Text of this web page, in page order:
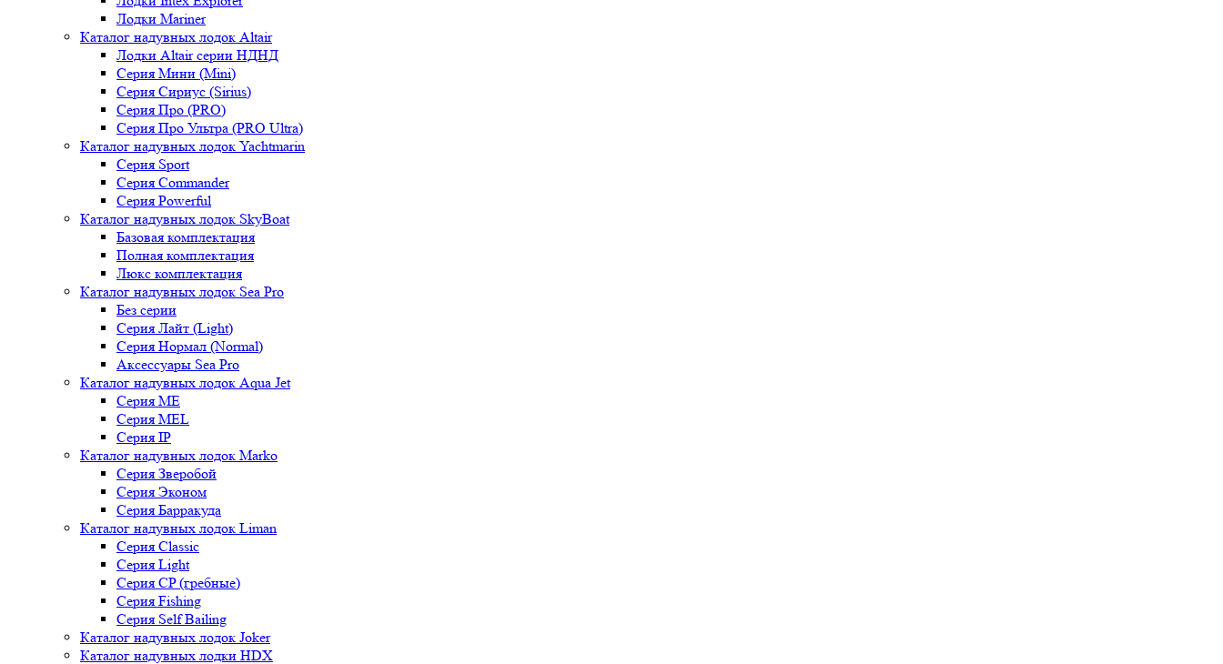
Лодки Mariner
Каталог надувных лодок Altair
Лодки Altair серии НДНД
Серия Мини (Mini)
Серия Сириус (Sirius)
Серия Про (PRO)
Серия Про Ультра (PRO Ultra)
Каталог надувных лодок Yachtmarin
Серия Sport
Серия Commander
Серия Powerful
Каталог надувных лодок SkyBoat
Базовая комплектация
Полная комплектация
Люкс комплектация
Каталог надувных лодок Sea Pro
Без серии
Серия Лайт (Light)
Серия Нормал (Normal)
Аксессуары Sea Pro
Каталог надувных лодок Aqua Jet
Серия ME
Серия MEL
Серия IP
Каталог надувных лодок Marko
Серия Зверобой
Серия Эконом
Серия Барракуда
Каталог надувных лодок Liman
Серия Classic
Серия Light
Серия CP (гребные)
Серия Fishing
Серия Self Bailing
Каталог надувных лодок Joker
Каталог надувных лодки HDX